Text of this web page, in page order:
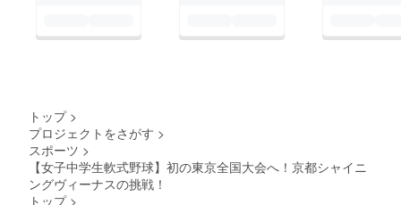
トップ >
プロジェクトをさがす >
スポーツ >
【女子中学生軟式野球】初の東京全国大会へ！京都シャイニ
ングヴィーナスの挑戦！
トップ >